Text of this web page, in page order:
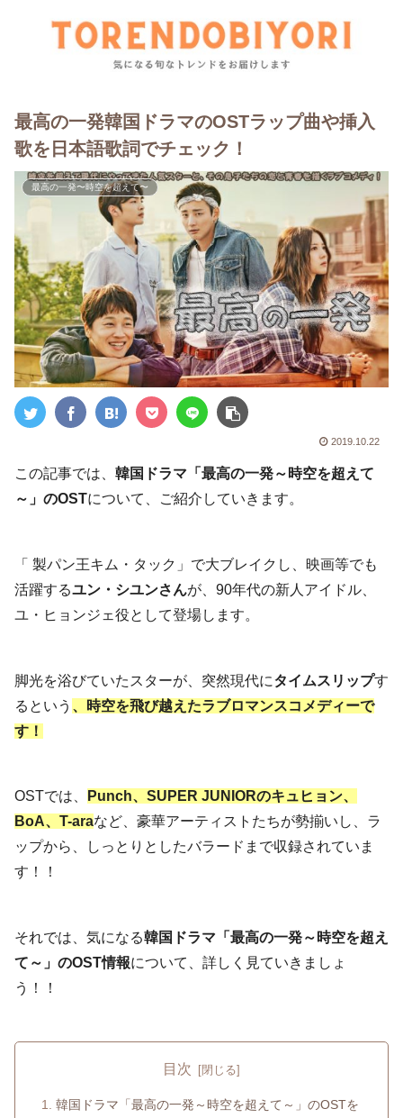
最高の一発韓国ドラマのOSTラップ曲や挿入
歌を日本語歌詞でチェック！
最高の一発〜時空を超えて〜
2019.10.22
この記事では、 韓国ドラマ「最高の一発～時空を超えて
～」のOSTについて、ご紹介していきます。
「 製パン王キム・タック」で大ブレイクし、映画等でも
活躍するユン・シユンさんが、90年代の新人アイドル、
ユ・ヒョンジェ役として登場します。
脚光を浴びていたスターが、突然現代にタイムスリップす
るという 、時空を飛び越えたラブロマンスコメディーで
す！
OSTでは、
Punch、SUPER JUNIORのキュヒョン、
BoA、T-araなど、豪華アーティストたちが勢揃いし、ラ
ップから、しっとりとしたバラードまで収録されていま
す！！
それでは、気になる韓国ドラマ「最高の一発～時空を超え
て～」のOST情報について、詳しく見ていきましょ
う！！
目次
韓国ドラマ「最高の一発～時空を超えて～」のOSTを